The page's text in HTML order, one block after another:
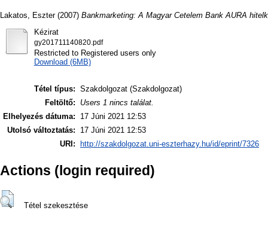
Lakatos, Eszter(2007) Bankmarketing: A Magyar Cetelem Bank AURA
Kézirat
gy201711140820.pdf
Restricted to Registered users only
Download (6MB)
Tétel típus: Szakdolgozat (Szakdolgozat)
Feltöltő:
Users 1 nincs találat.
Elhelyezés dátuma:
17 Júni 2021 12:53
Utolsó változtatás:
17 Júni 2021 12:53
URI:
http://szakdolgozat.uni-eszterhazy.hu/id/eprint/7326
Actions (login required)
Tétel szekesztése